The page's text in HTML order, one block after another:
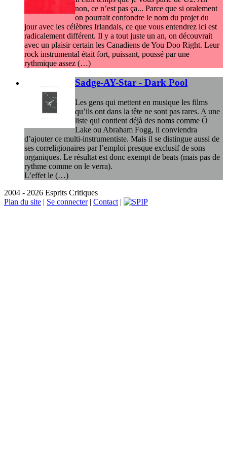
non, ce n’est pas ça... Parce que si oralement
on pourrait confondre le nom du projet du
jour avec les célèbres Irlandais, ce que vous entendrez ici est
radicalement différent. Il y a tout juste un an, on découvrait
avec un plaisir certain les Canadiens de You Doo Right. Leur
rock instrumental était fort, puissant, poussé par une
rythmique assez (…)
Sadge-AY-Star - Dark Pool
Les gens qui mettent en musique les films
qu’ils ont dans la tête ne sont pas rares. A une
liste qui contient déjà des noms comme Ô
Lake ou Abraham Fogg, il conviendra
d’ajouter ce multi-instrumentiste. Mais il se distingue aussi de
ses correligionaires par l’emploi presque exclusif de sons
organiques. Le résultat est donc exempt de beats (mais pas de
rythme comme on le verra).
L’effet le (…)
2004 - 2026 Esprits Critiques
Plan du site | Se connecter| Contact |